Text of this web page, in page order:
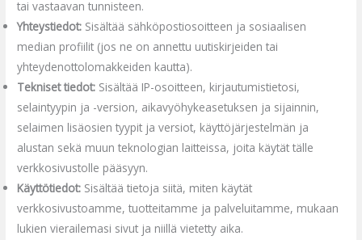
tai vastaavan tunnisteen.
Yhteystiedot: Sisältää sähköpostiosoitteen ja sosiaalisen
median profiilit (jos ne on annettu uutiskirjeiden tai
yhteydenottolomakkeiden kautta).
Tekniset tiedot: Sisältää IP-osoitteen, kirjautumistietosi,
selaintyypin ja -version, aikavyöhykeasetuksen ja sijainnin,
selaimen lisäosien tyypit ja versiot, käyttöjärjestelmän ja
alustan sekä muun teknologian laitteissa, joita käytät tälle
verkkosivustolle pääsyyn.
Käyttötiedot: Sisältää tietoja siitä, miten käytät
verkkosivustoamme, tuotteitamme ja palveluitamme, mukaan
lukien vierailemasi sivut ja niillä vietetty aika.